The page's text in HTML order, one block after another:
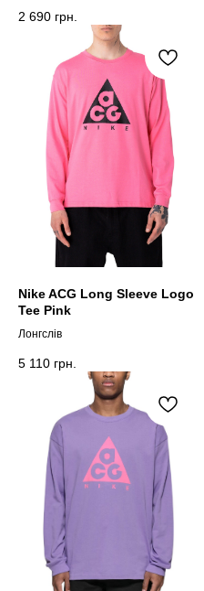
2 690 грн.
Nike ACG Long Sleeve Logo
Tee Pink
Лонгслів
5 110 грн.